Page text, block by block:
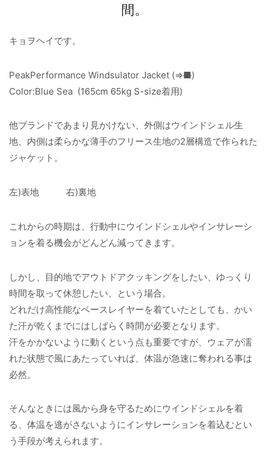
間。
キョヲヘイです。
PeakPerformance Windsulator Jacket (⇒■)
Color:Blue Sea (165cm 65kg S-size着用)
他ブランドであまり見かけない、外側はウインドシェル生
地、内側は柔らかな薄手のフリース生地の2層構造で作られた
ジャケット。
左)表地 右)裏地
これからの時期は、行動中にウインドシェルやインサレーシ
ョンを着る機会がどんどん減ってきます。
しかし、目的地でアウトドアクッキングをしたい、ゆっくり
時間を取って休憩したい、という場合。
どれだけ高性能なベースレイヤーを着ていたとしても、かい
た汗が乾くまでにはしばらく時間が必要となります。
汗をかかないように動くという点も重要ですが、ウェアが濡
れた状態で風にあたっていれば、体温が急速に奪われる事は
必然。
そんなときには風から身を守るためにウインドシェルを着
る、体温を逃がさないようにインサレーションを着込むとい
う手段が考えられます。